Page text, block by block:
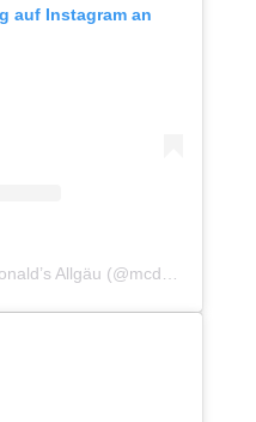
auf Instagram an
Ein Beitrag geteilt von McDonald’s Allgäu (@mcdonalds_allgaeu)